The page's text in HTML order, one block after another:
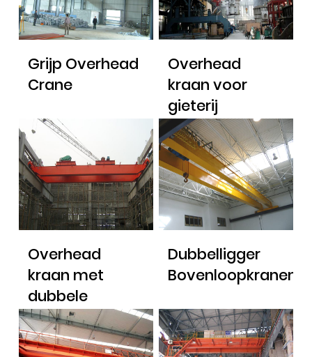
Grijp Overhead
Crane
Overhead
kraan voor
gieterij
Overhead
kraan met
dubbele
loopkat
Dubbelligger
Bovenloopkranen